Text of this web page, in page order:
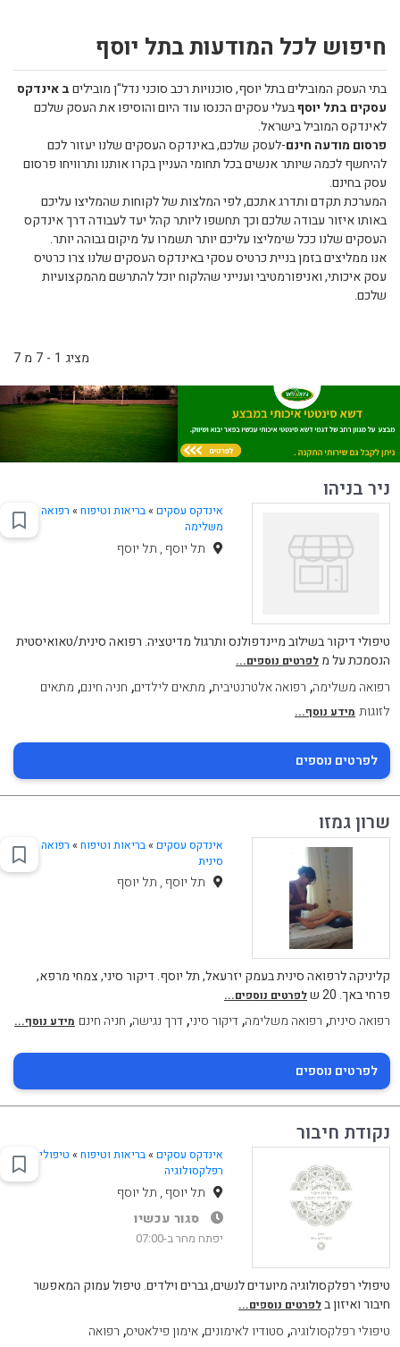
חיפוש לכל המודעות בתל יוסף
בתי העסק המובילים בתל יוסף, סוכנויות רכב סוכני נדל"ן מוביליםב אינדקס
עסקים בתל יוסףבעלי עסקים הכנסו עוד היום והוסיפו את העסק שלכם
לאינדקס המוביל בישראל.
פרסום מודעה חינם-לעסק שלכם, באינדקס העסקים שלנו יעזור לכם
להיחשף לכמה שיותר אנשים בכל תחומי העניין בקרו אותנו ותרוויחו פרסום
עסק בחינם.
המערכת תקדם ותדרג אתכם, לפי המלצות של לקוחות שהמליצו עליכם
באותו איזור עבודה שלכם וכך תחשפו ליותר קהל יעד לעבודה דרך אינדקס
העסקים שלנו ככל שימליצו עליכם יותר תשמרו על מיקום גבוהה יותר.
אנו ממליצים בזמן בניית כרטיס עסקי באינדקס העסקים שלנו צרו כרטיס
עסק איכותי, ואניפורמטיבי וענייני שהלקוח יוכל להתרשם מהמקצועיות
שלכם.
מציג 1 - 7 מ 7
ניר בניהו
אינדקס עסקים »בריאות וטיפוח» רפואה
משלימה
תל יוסף , תל יוסף
טיפולי דיקור בשילוב מיינדפולנס ותרגול מדיטציה. רפואה סינית/טאואיסטית
הנסמכת על מ לפרטים נוספים...
רפואה משלימה, רפואה אלטרנטיבית, מתאים לילדים, חניה חינם, מתאים
לזוגות מידע נוסף...
לפרטים נוספים
שרון גמזו
אינדקס עסקים »בריאות וטיפוח» רפואה
סינית
תל יוסף , תל יוסף
קליניקה לרפואה סינית בעמק יזרעאל, תל יוסף. דיקור סיני, צמחי מרפא,
פרחי באך. 20 ש
לפרטים נוספים...
רפואה סינית, רפואה משלימה,דיקור סיני,דרך נגישה, חניה חינם מידע נוסף...
לפרטים נוספים
נקודת חיבור
אינדקס עסקים »בריאות וטיפוח» טיפולי
רפלקסולוגיה
תל יוסף , תל יוסף
סגור עכשיו
יפתח מחר ב-07:00
טיפולי רפלקסולוגיה מיועדים לנשים, גברים וילדים. טיפול עמוק המאפשר
חיבור ואיזון בלפרטים נוספים...
טיפולי רפלקסולוגיה, סטודיו לאימונים,אימון פילאטיס, רפואה